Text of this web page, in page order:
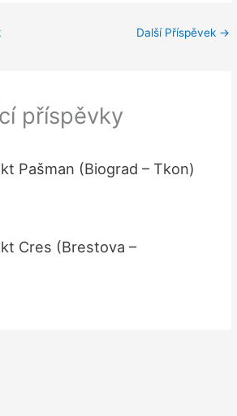
Další Příspěvek →
příspěvky
Pašman (Biograd – Tkon)
Cres (Brestova –